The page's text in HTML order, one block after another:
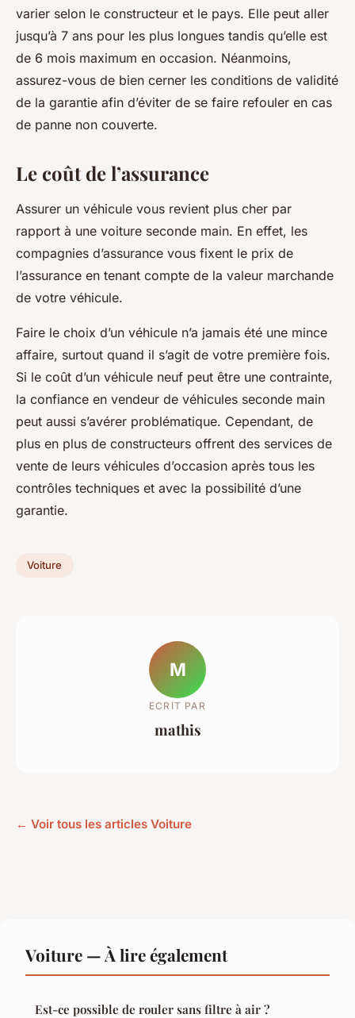
varier selon le constructeur et le pays. Elle peut aller
jusqu’à 7 ans pour les plus longues tandis qu’elle est
de 6 mois maximum en occasion. Néanmoins,
assurez-vous de bien cerner les conditions de validité
de la garantie afin d’éviter de se faire refouler en cas
de panne non couverte.
Le coût de l’assurance
Assurer un véhicule vous revient plus cher par
rapport à une voiture seconde main. En effet, les
compagnies d’assurance vous fixent le prix de
l’assurance en tenant compte de la valeur marchande
de votre véhicule.
Faire le choix d’un véhicule n’a jamais été une mince
affaire, surtout quand il s’agit de votre première fois.
Si le coût d’un véhicule neuf peut être une contrainte,
la confiance en vendeur de véhicules seconde main
peut aussi s’avérer problématique. Cependant, de
plus en plus de constructeurs offrent des services de
vente de leurs véhicules d’occasion après tous les
contrôles techniques et avec la possibilité d’une
garantie.
Voiture
M
ECRIT PAR
mathis
← Voir tous les articles Voiture
Voiture — À lire également
Est-ce possible de rouler sans filtre à air ?